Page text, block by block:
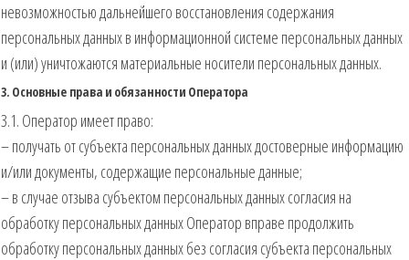
невозможностью дальнейшего восстановления содержания
персональных данных в информационной системе персональных данных
и (или) уничтожаются материальные носители персональных данных.
3. Основные права и обязанности Оператора
3.1. Оператор имеет право:
– получать от субъекта персональных данных достоверные информацию
и/или документы, содержащие персональные данные;
– в случае отзыва субъектом персональных данных согласия на
обработку персональных данных Оператор вправе продолжить
обработку персональных данных без согласия субъекта персональных